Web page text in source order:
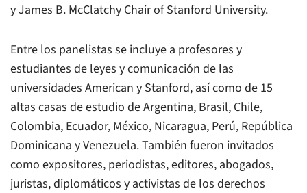
y James B. McClatchy Chair of Stanford University.
Entre los panelistas se incluye a profesores y
estudiantes de leyes y comunicación de las
universidades American y Stanford, así como de 15
altas casas de estudio de Argentina, Brasil, Chile,
Colombia, Ecuador, México, Nicaragua, Perú, República
Dominicana y Venezuela. También fueron invitados
como expositores, periodistas, editores, abogados,
juristas, diplomáticos y activistas de los derechos